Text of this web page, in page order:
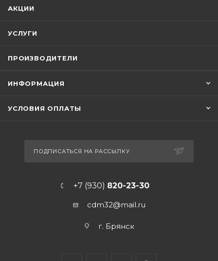
АКЦИИ
УСЛУГИ
ПРОИЗВОДИТЕЛИ
ИНФОРМАЦИЯ
УСЛОВИЯ ОПЛАТЫ
ПОДПИСАТЬСЯ НА РАССЫЛКУ
+7 (930) 820-23-30
cdm32@mail.ru
г. Брянск